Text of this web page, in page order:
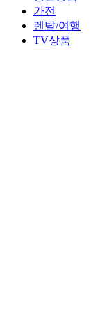
가전
렌탈/여행
TV상품